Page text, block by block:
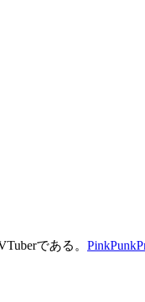
である。